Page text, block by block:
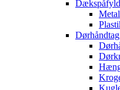
Metal